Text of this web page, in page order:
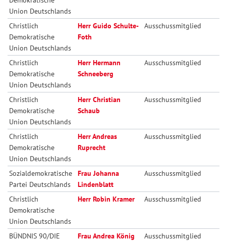
Union Deutschlands
Christlich
Demokratische
Union Deutschlands
Herr Guido Schulte-
Foth
Ausschussmitglied
Christlich
Demokratische
Union Deutschlands
Herr Hermann
Schneeberg
Ausschussmitglied
Christlich
Demokratische
Union Deutschlands
Herr Christian
Schaub
Ausschussmitglied
Christlich
Demokratische
Union Deutschlands
Herr Andreas
Ruprecht
Ausschussmitglied
Sozialdemokratische
Partei Deutschlands
Frau Johanna
Lindenblatt
Ausschussmitglied
Christlich
Demokratische
Union Deutschlands
Herr Robin Kramer Ausschussmitglied
BÜNDNIS 90/DIE
Frau Andrea König Ausschussmitglied